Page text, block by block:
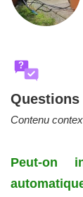
?
Contenu
Peut-on